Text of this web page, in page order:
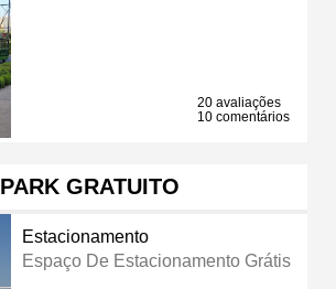
20 avaliações
10 comentários
PARK GRATUITO
Estacionamento
Espaço De Estacionamento Grátis